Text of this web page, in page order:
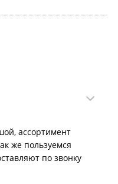
ассортимент
же пользуемся
по звонку